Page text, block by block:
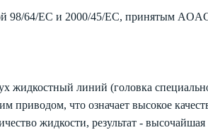
98/64/EC и 2000/45/EC, принятым
жидкостный линий (головка
приводом, что означает высокое
жидкости, результат - высочайшая